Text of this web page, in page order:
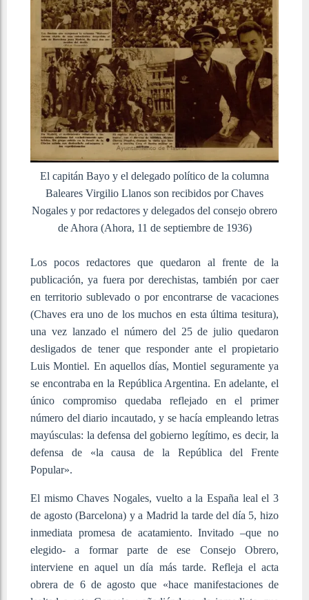
El capitán Bayo y el delegado político de la columna
Baleares Virgilio Llanos son recibidos por Chaves
Nogales y por redactores y delegados del consejo obrero
de Ahora (Ahora, 11 de septiembre de 1936)
Los pocos redactores que quedaron al frente de la
publicación, ya fuera por derechistas, también por caer
en territorio sublevado o por encontrarse de vacaciones
(Chaves era uno de los muchos en esta última tesitura),
una vez lanzado el número del 25 de julio quedaron
desligados de tener que responder ante el propietario
Luis Montiel. En aquellos días, Montiel seguramente ya
se encontraba en la República Argentina. En adelante, el
único compromiso quedaba reflejado en el primer
número del diario incautado, y se hacía empleando letras
mayúsculas: la defensa del gobierno legítimo, es decir, la
defensa de «la causa de la República del Frente
Popular».
El mismo Chaves Nogales, vuelto a la España leal el 3
de agosto (Barcelona) y a Madrid la tarde del día 5, hizo
inmediata promesa de acatamiento. Invitado –que no
elegido- a formar parte de ese Consejo Obrero,
interviene en aquel un día más tarde. Refleja el acta
obrera de 6 de agosto que «hace manifestaciones de